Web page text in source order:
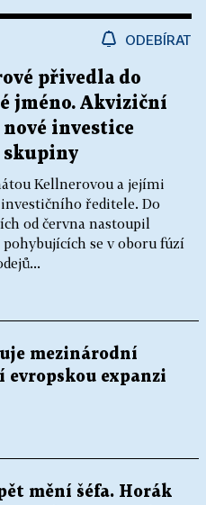
ODEBÍRAT
přivedla do
jméno. Akviziční
investice
skupiny
Kellnerovou a jejími
ředitele. Do
od června nastoupil
se v oboru fúzí
mezinárodní
expanzi
mění šéfa. Horák